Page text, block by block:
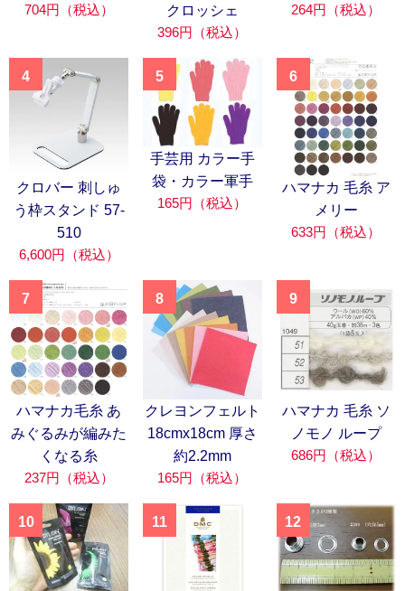
704円（税込）
クロッシェ
396円（税込）
264円（税込）
4
クロバー 刺しゅ
う枠スタンド 57-
510
6,600円（税込）
5
手芸用 カラー手
袋・カラー軍手
165円（税込）
6
ハマナカ 毛糸 ア
メリー
633円（税込）
7
ハマナカ毛糸 あ
みぐるみが編みた
くなる糸
237円（税込）
8
クレヨンフェルト
18cmx18cm 厚さ
約2.2mm
165円（税込）
9
ハマナカ 毛糸 ソ
ノモノ ループ
686円（税込）
10 11 12